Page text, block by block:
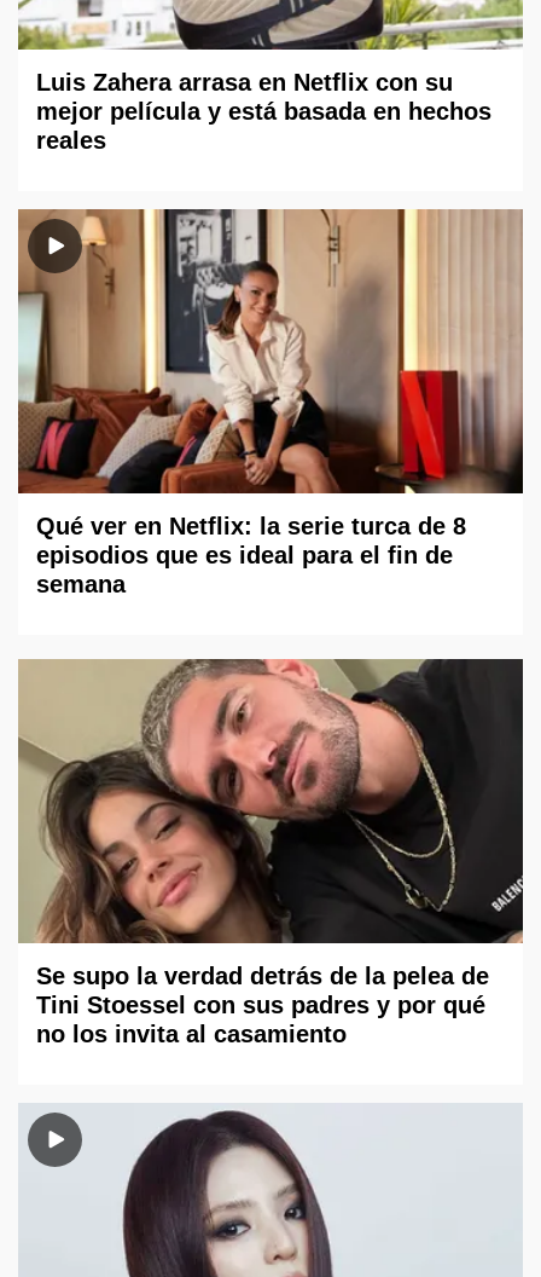
Luis Zahera arrasa en Netflix con su
mejor película y está basada en hechos
reales
Qué ver en Netflix: la serie turca de 8
episodios que es ideal para el fin de
semana
Se supo la verdad detrás de la pelea de
Tini Stoessel con sus padres y por qué
no los invita al casamiento